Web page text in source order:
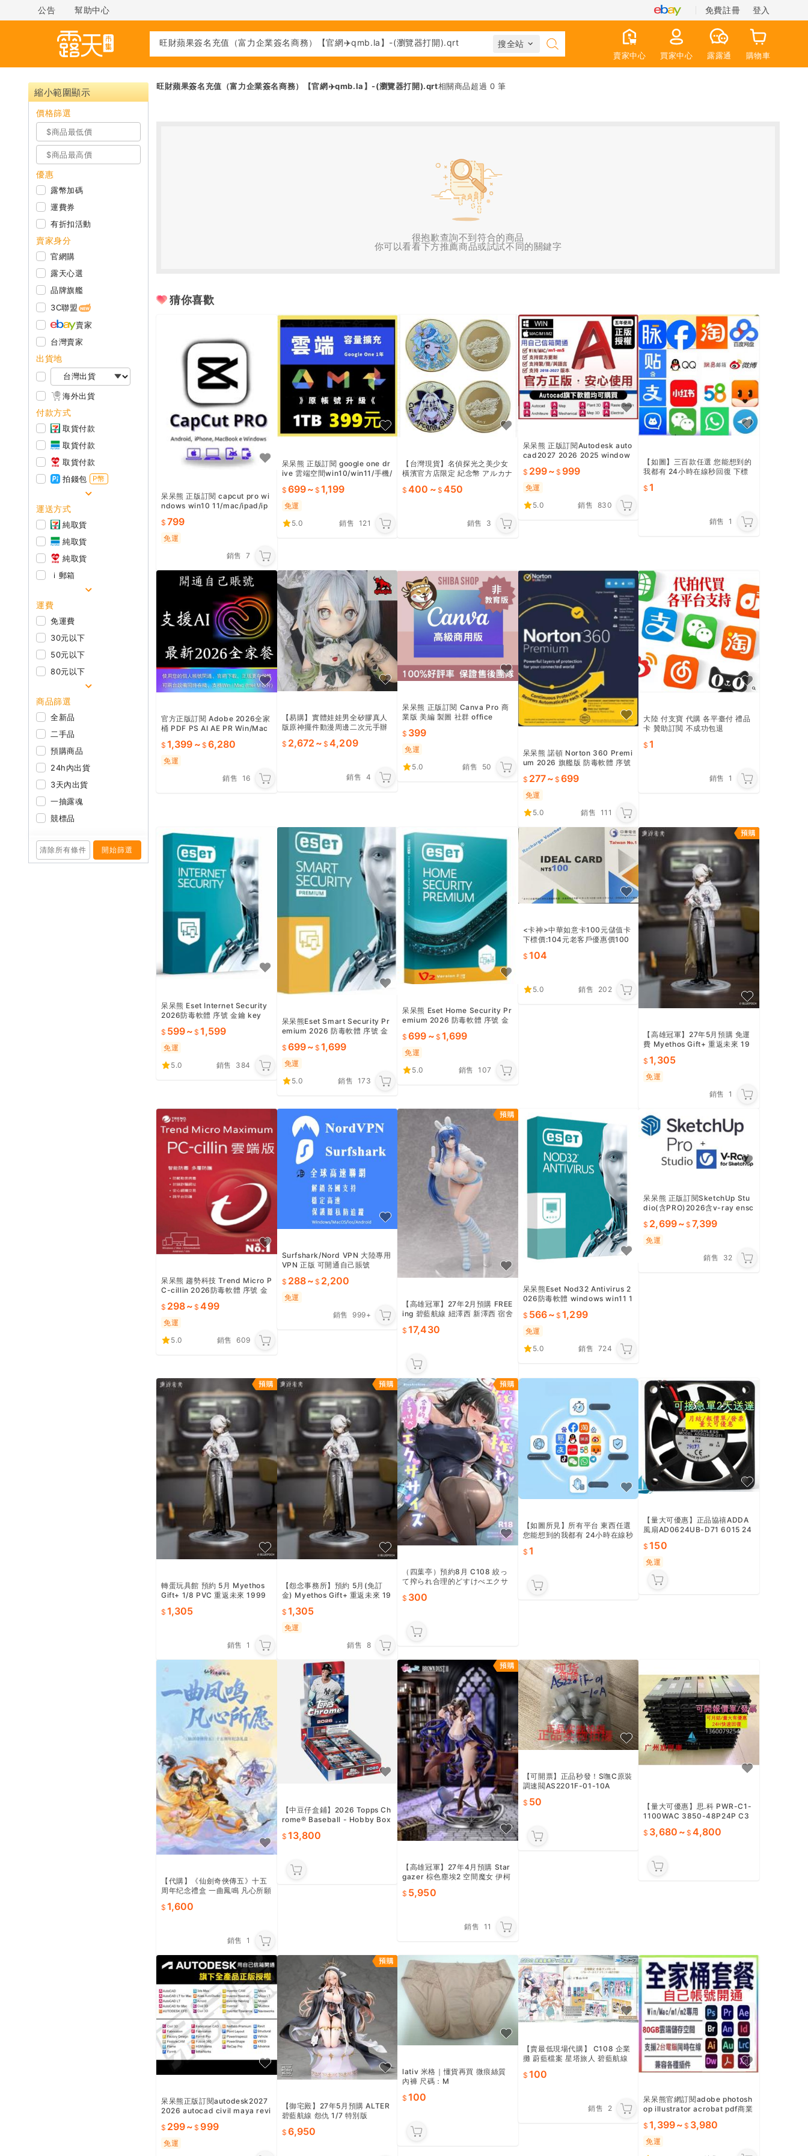
公告 幫助中心 免費註冊 登入
賣家中心 買家中心 露露通 購物車
縮小範圍顯示
價格篩選
優惠
露幣加碼
運費券
有折扣活動
賣家身分
官網購
露天心選
品牌旗艦
3C聯盟
賣家
台灣賣家
出貨地
海外出貨
付款方式
取貨付款
取貨付款
取貨付款
拍錢包
P幣
運送方式
純取貨
純取貨
純取貨
ｉ郵箱
運費
免運費
30元以下
50元以下
80元以下
商品篩選
全新品
二手品
預購商品
24h內出貨
3天內出貨
一抽露魂
競標品
清除所有條件 開始篩選
旺財蘋果簽名充值（富力企業簽名商務）【官網✈️qmb.la】-(瀏覽器打開).qrt相關商品超過 0 筆
很抱歉查詢不到符合的商品
你可以看看下方推薦商品或試試不同的關鍵字
猜你喜歡
呆呆熊 正版訂閱 capcut pro wi
ndows win10 11/mac/ipad/ip
799
免運
銷售
7
呆呆熊 正版訂閱 google one dr
ive 雲端空間win10/win11/手機/
699~ 1,199
免運
5.0
銷售 121
【台灣現貨】名偵探光之美少女
橫濱官方店限定 紀念幣 アルカナ
帆羽くれあ
400 ~ 450
銷售 3
呆呆熊 正版訂閱Autodesk auto
cad2027 2026 2025 window
299~ 999
免運
5.0
銷售 830
【如圖】三百款任選 您能想到的
我都有 24小時在線秒回復 下標
1
銷售 1
官方正版訂閱 Adobe 2026全家
桶 PDF PS AI AE PR Win/Mac
1,399 ~ 6,280
免運
銷售 16
【易購】實體娃娃男全矽膠真人
版原神擺件動漫周邊二次元手辦
2,672 ~ 4,209
銷售 4
呆呆熊 正版訂閱 Canva Pro 商
業版 美編 製圖 社群 office
399
免運
5.0
銷售 50
呆呆熊 諾頓 Norton 360 Premi
um 2026 旗艦版 防毒軟體 序號
277~ 699
免運
5.0
銷售 111
大陸 付支寶 代購 各平臺付 禮品
卡 贊助訂閲 不成功包退
1
銷售 1
呆呆熊 Eset Internet Security
2026防毒軟體 序號 金鑰 key
599~ 1,599
免運
5.0
銷售 384
呆呆熊Eset Smart Security Pr
emium 2026 防毒軟體 序號 金
699~ 1,699
免運
5.0
銷售 173
呆呆熊 Eset Home Security Pr
emium 2026 防毒軟體 序號 金
699 ~ 1,699
免運
5.0
銷售 107
<卡神>中華如意卡100元儲值卡
下標價:104元老客戶優惠價100
104
5.0 銷售 202
【高雄冠軍】27年5月預購 免運
費 Myethos Gift+ 重返未來 19
1,305
免運
銷售
1
呆呆熊 趨勢科技 Trend Micro P
C-cillin 2026防毒軟體 序號 金
298~ 499
免運
5.0
銷售 609
Surfshark/Nord VPN 大陸專用
VPN 正版 可開通自己賬號
288~ 2,200
免運
銷售
999+
【高雄冠軍】27年2月預購 FREE
ing 碧藍航線 紐澤西 新澤西 宿舍
2117,430
呆呆熊Eset Nod32 Antivirus 2
026防毒軟體 windows win11 1
566~ 1,299
免運
5.0
銷售 724
呆呆熊 正版訂閱SketchUp Stu
dio(含PRO)2026含v-ray ensc
2,699~ 7,399
免運
銷售
32
轉蛋玩具館 預約 5月 Myethos
Gift+ 1/8 PVC 重返未來 1999
1,305
銷售 1
【怨念事務所】預約 5月(免訂
金) Myethos Gift+ 重返未來 19
1,305
免運
銷售 8
（四葉亭）預約8月 C108 絞っ
て搾られ合理的どすけべエクサ
300
【如圖所見】所有平台 東西任選
您能想到的我都有 24小時在線秒
1
【量大可優惠】正品協禧ADDA
風扇AD0624UB-D71 6015 24
150
免運
【代購】《仙劍奇俠傳五》十五
周年纪念禮盒 一曲鳳鳴 凡心所願
1,600
銷售 1
【中豆仔盒鋪】2026 Topps Ch
rome® Baseball - Hobby Box
13,800
【高雄冠軍】27年4月預購 Star
gazer 棕色塵埃2 空間魔女 伊柯
5,950
銷售 11
【可開票】正品秒發！S嘸C原裝
調速閥AS2201F-01-10A
50
【量大可優惠】思.科 PWR-C1-
1100WAC 3850-48P24P C3
3,680 ~ 4,800
呆呆熊正版訂閱autodesk2027
2026 autocad civil maya revi
299~ 999
免運
【御宅殿】27年5月預購 ALTER
碧藍航線 怨仇 1/7 特別版
6,950
lativ 米格｜懂貨再買 微痕絲質
內褲 尺碼：M
100
【賣最低現場代購】 C108 企業
攤 蔚藍檔案 星塔旅人 碧藍航線
ive100
銷售 2
呆呆熊官網訂閱adobe photosh
op illustrator acrobat pdf商業
1,399~ 3,980
免運